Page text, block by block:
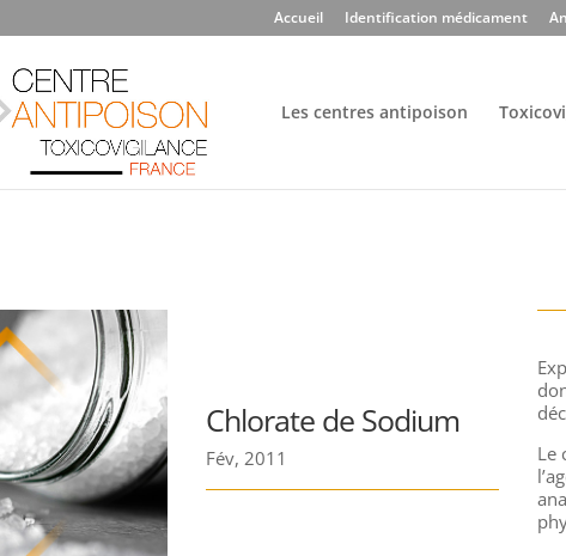
Accueil Identification médicament
Les centres antipoison
Chlorate de Sodium
Fév, 2011
Le